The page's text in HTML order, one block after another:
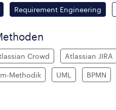
Requirement Engineering
Crowd Atlassian JIRA
Methodik UML BPMN